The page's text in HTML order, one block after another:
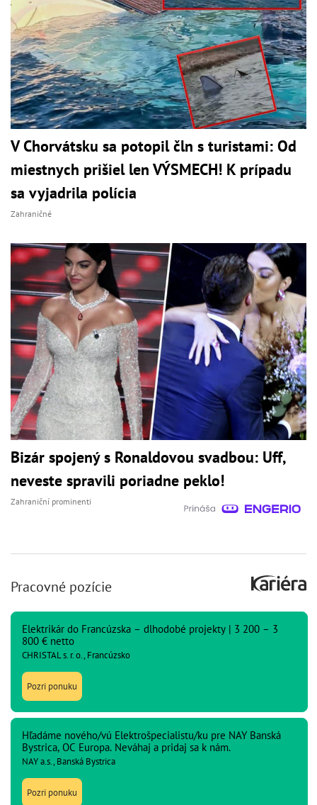
V Chorvátsku sa potopil čln s turistami: Od
miestnych prišiel len VÝSMECH! K prípadu
sa vyjadrila polícia
Zahraničné
Bizár spojený s Ronaldovou svadbou: Uff,
neveste spravili poriadne peklo!
Zahraniční prominenti
Pracovné pozície
Elektrikár do Francúzska – dlhodobé projekty | 3 200 – 3
800 € netto
CHRISTAL s. r. o., Francúzsko
Pozri ponuku
Hľadáme nového/vú Elektrošpecialistu/ku pre NAY Banská
Bystrica, OC Europa. Neváhaj a pridaj sa k nám.
NAY a.s., Banská Bystrica
Pozri ponuku